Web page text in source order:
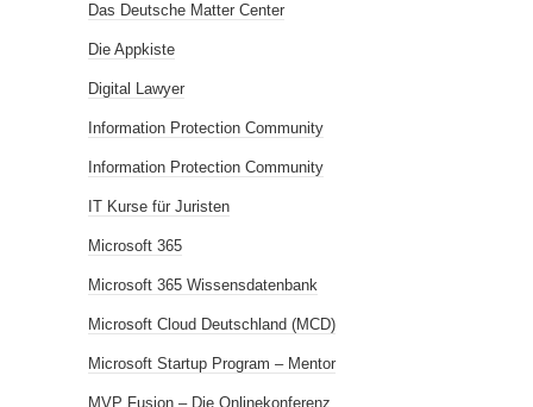
Das Deutsche Matter Center
Die Appkiste
Digital Lawyer
Information Protection Community
Information Protection Community
IT Kurse für Juristen
Microsoft 365
Microsoft 365 Wissensdatenbank
Microsoft Cloud Deutschland (MCD)
Microsoft Startup Program – Mentor
MVP Fusion – Die Onlinekonferenz